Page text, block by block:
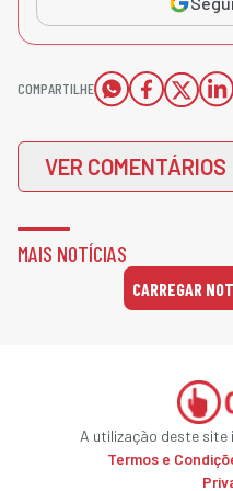
COMPARTILHE
VER COMENTÁRIOS
MAIS NOTÍCIAS
CARREGAR
A utilização deste site
Termos e